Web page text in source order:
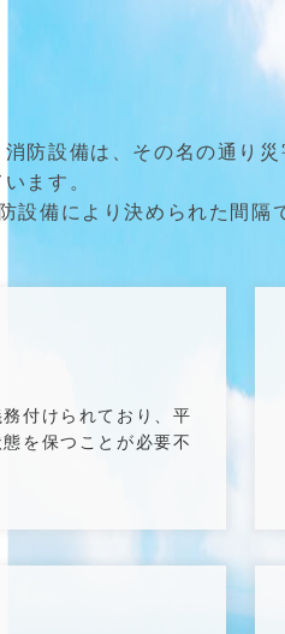
防設備は、その名の通り
ます。
備により決められた間隔
付けられており、平
を保つことが必要不